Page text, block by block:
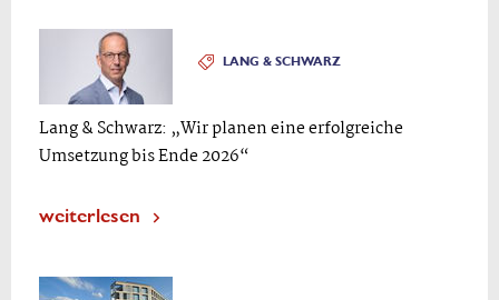
LANG & SCHWARZ
Lang & Schwarz: „Wir planen eine erfolgreiche
Umsetzung bis Ende 2026“
weiterlesen